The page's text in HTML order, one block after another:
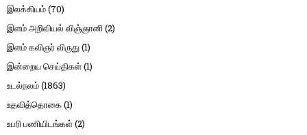
இலக்கியம்(70)
இளம் அறிவியல் விஞ்ஞானி(2)
இளம் கவிஞர் விருது(1)
இன்றைய செய்திகள்(1)
உடல்நலம்(1863)
உதவித்தொகை(1)
உபரி பணியிடங்கள்(2)